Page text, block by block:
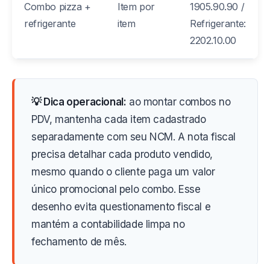
Combo pizza +
refrigerante
Item por
item
1905.90.90 /
Refrigerante:
2202.10.00
💡 Dica operacional: ao montar combos no
PDV, mantenha cada item cadastrado
separadamente com seu NCM. A nota fiscal
precisa detalhar cada produto vendido,
mesmo quando o cliente paga um valor
único promocional pelo combo. Esse
desenho evita questionamento fiscal e
mantém a contabilidade limpa no
fechamento de mês.